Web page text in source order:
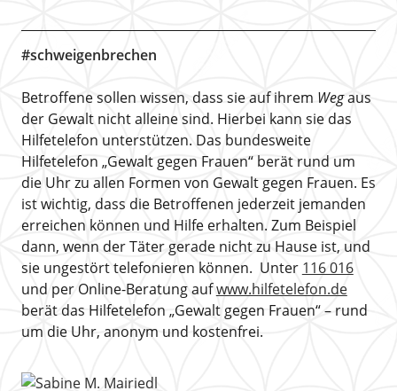
#schweigenbrechen
Betroffene sollen wissen, dass sie auf ihrem Wegaus
der Gewalt nicht alleine sind. Hierbei kann sie das
Hilfetelefon unterstützen. Das bundesweite
Hilfetelefon „Gewalt gegen Frauen“ berät rund um
die Uhr zu allen Formen von Gewalt gegen Frauen. Es
ist wichtig, dass die Betroffenen jederzeit jemanden
erreichen können und Hilfe erhalten. Zum Beispiel
dann, wenn der Täter gerade nicht zu Hause ist, und
sie ungestört telefonieren können. Unter 116 016
und per Online-Beratung aufwww.hilfetelefon.de
berät das Hilfetelefon „Gewalt gegen Frauen“ – rund
um die Uhr, anonym und kostenfrei.